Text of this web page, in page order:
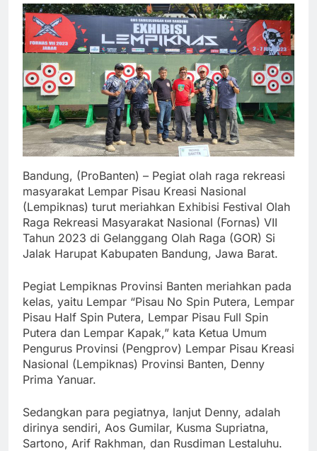
Bandung, (ProBanten) – Pegiat olah raga rekreasi
masyarakat Lempar Pisau Kreasi Nasional
(Lempiknas) turut meriahkan Exhibisi Festival Olah
Raga Rekreasi Masyarakat Nasional (Fornas) VII
Tahun 2023 di Gelanggang Olah Raga (GOR) Si
Jalak Harupat Kabupaten Bandung, Jawa Barat.
Pegiat Lempiknas Provinsi Banten meriahkan pada
kelas, yaitu Lempar “Pisau No Spin Putera, Lempar
Pisau Half Spin Putera, Lempar Pisau Full Spin
Putera dan Lempar Kapak,” kata Ketua Umum
Pengurus Provinsi (Pengprov) Lempar Pisau Kreasi
Nasional (Lempiknas) Provinsi Banten, Denny
Prima Yanuar.
Sedangkan para pegiatnya, lanjut Denny, adalah
dirinya sendiri, Aos Gumilar, Kusma Supriatna,
Sartono, Arif Rakhman, dan Rusdiman Lestaluhu.